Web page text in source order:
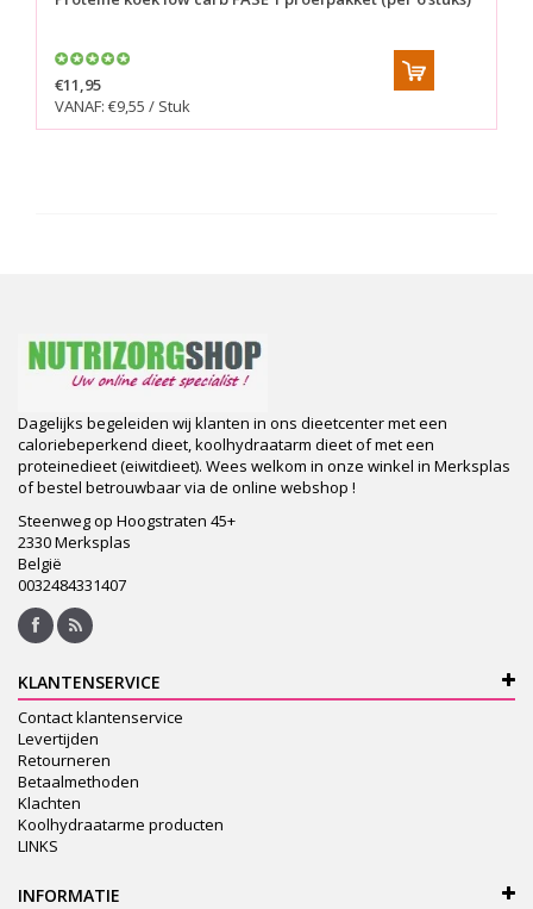
€11,95
VANAF: €9,55 / Stuk
Dagelijks begeleiden wij klanten in ons dieetcenter met een
caloriebeperkend dieet, koolhydraatarm dieet of met een
proteinedieet (eiwitdieet). Wees welkom in onze winkel in Merksplas
of bestel betrouwbaar via de online webshop !
Steenweg op Hoogstraten 45+
2330 Merksplas
België
0032484331407
KLANTENSERVICE
Contact klantenservice
Levertijden
Retourneren
Betaalmethoden
Klachten
Koolhydraatarme producten
LINKS
INFORMATIE